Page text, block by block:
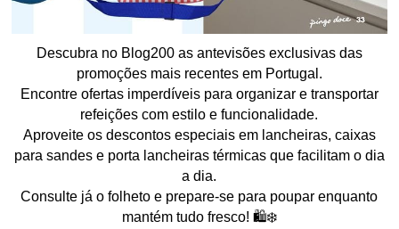
Descubra no Blog200 as antevisões exclusivas das
promoções mais recentes em Portugal.
Encontre ofertas imperdíveis para organizar e transportar
refeições com estilo e funcionalidade.
Aproveite os descontos especiais em lancheiras, caixas
para sandes e porta lancheiras térmicas que facilitam o dia
a dia.
Consulte já o folheto e prepare-se para poupar enquanto
mantém tudo fresco! 🛍️❄️